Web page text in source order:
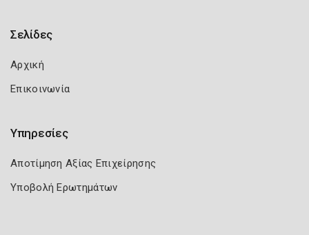
Σελίδες
Αρχική
Επικοινωνία
Υπηρεσίες
Αποτίμηση Αξίας Επιχείρησης
Υποβολή Ερωτημάτων